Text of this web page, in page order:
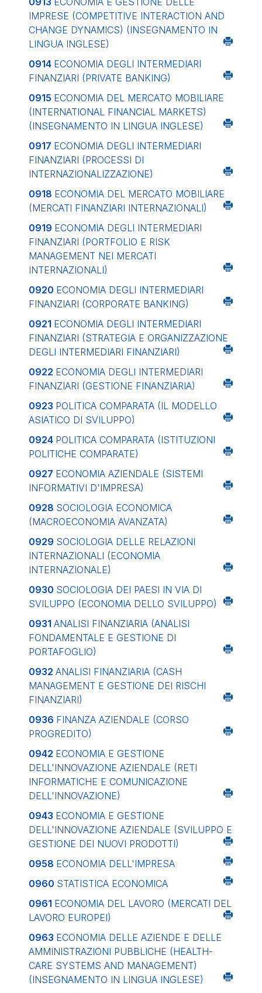
IMPRESE (COMPETITIVE INTERACTION AND
CHANGE DYNAMICS) (INSEGNAMENTO IN
LINGUA INGLESE)
0914 ECONOMIA DEGLI INTERMEDIARI
FINANZIARI (PRIVATE BANKING)
0915 ECONOMIA DEL MERCATO MOBILIARE
(INTERNATIONAL FINANCIAL MARKETS)
(INSEGNAMENTO IN LINGUA INGLESE)
0917 ECONOMIA DEGLI INTERMEDIARI
FINANZIARI (PROCESSI DI
INTERNAZIONALIZZAZIONE)
0918 ECONOMIA DEL MERCATO MOBILIARE
(MERCATI FINANZIARI INTERNAZIONALI)
0919 ECONOMIA DEGLI INTERMEDIARI
FINANZIARI (PORTFOLIO E RISK
MANAGEMENT NEI MERCATI
INTERNAZIONALI)
0920 ECONOMIA DEGLI INTERMEDIARI
FINANZIARI (CORPORATE BANKING)
0921 ECONOMIA DEGLI INTERMEDIARI
FINANZIARI (STRATEGIA E ORGANIZZAZIONE
DEGLI INTERMEDIARI FINANZIARI)
0922 ECONOMIA DEGLI INTERMEDIARI
FINANZIARI (GESTIONE FINANZIARIA)
0923 POLITICA COMPARATA (IL MODELLO
ASIATICO DI SVILUPPO)
0924 POLITICA COMPARATA (ISTITUZIONI
POLITICHE COMPARATE)
0927 ECONOMIA AZIENDALE (SISTEMI
INFORMATIVI D'IMPRESA)
0928 SOCIOLOGIA ECONOMICA
(MACROECONOMIA AVANZATA)
0929 SOCIOLOGIA DELLE RELAZIONI
INTERNAZIONALI (ECONOMIA
INTERNAZIONALE)
0930 SOCIOLOGIA DEI PAESI IN VIA DI
SVILUPPO (ECONOMIA DELLO SVILUPPO)
0931 ANALISI FINANZIARIA (ANALISI
FONDAMENTALE E GESTIONE DI
PORTAFOGLIO)
0932 ANALISI FINANZIARIA (CASH
MANAGEMENT E GESTIONE DEI RISCHI
FINANZIARI)
0936 FINANZA AZIENDALE (CORSO
PROGREDITO)
0942 ECONOMIA E GESTIONE
DELL'INNOVAZIONE AZIENDALE (RETI
INFORMATICHE E COMUNICAZIONE
DELL'INNOVAZIONE)
0943 ECONOMIA E GESTIONE
DELL'INNOVAZIONE AZIENDALE (SVILUPPO E
GESTIONE DEI NUOVI PRODOTTI)
0958 ECONOMIA DELL'IMPRESA
0960 STATISTICA ECONOMICA
0961 ECONOMIA DEL LAVORO (MERCATI DEL
LAVORO EUROPEI)
0963 ECONOMIA DELLE AZIENDE E DELLE
AMMINISTRAZIONI PUBBLICHE (HEALTH-
CARE SYSTEMS AND MANAGEMENT)
(INSEGNAMENTO IN LINGUA INGLESE)